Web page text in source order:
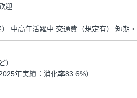
迎
中高年活躍中 交通費（規定有） 短期
）
年実績：消化率83.6%）